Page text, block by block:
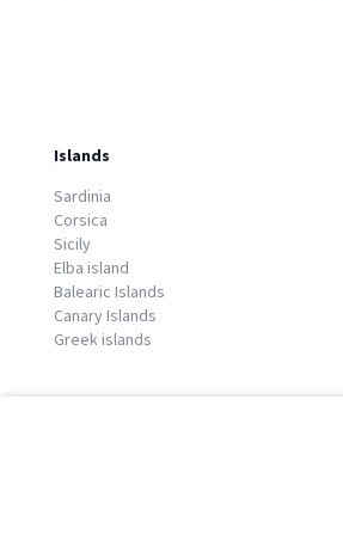
Islands
Sardinia
Corsica
Sicily
Elba island
Balearic Islands
Canary Islands
Greek islands
© 2026 Copyright GATE S.r.l - Via G.